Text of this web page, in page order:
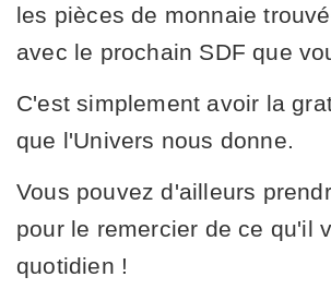
les pièces de monnaie
avec le prochain SDF que
C'est simplement avoir la
que l'Univers nous donne.
Vous pouvez d'ailleurs
pour le remercier de ce qu'il
quotidien !